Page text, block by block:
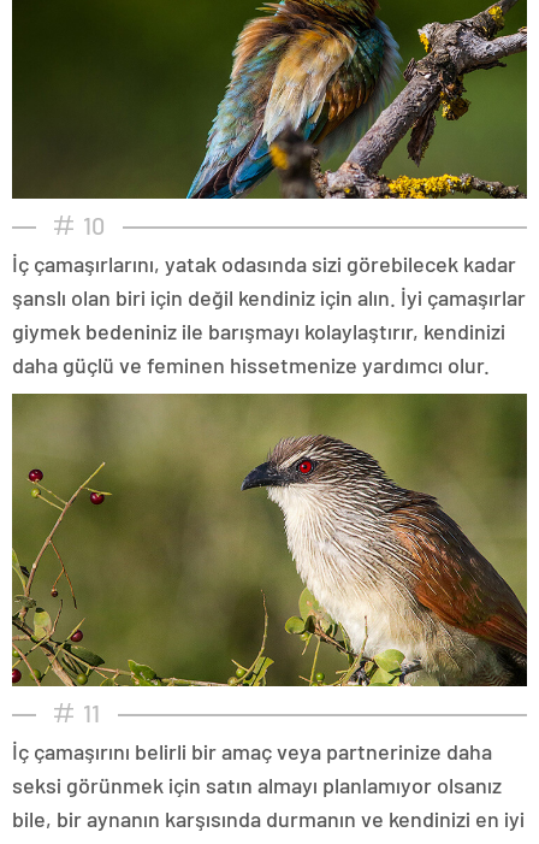
10
İç çamaşırlarını, yatak odasında sizi görebilecek kadar
şanslı olan biri için değil kendiniz için alın. İyi çamaşırlar
giymek bedeniniz ile barışmayı kolaylaştırır, kendinizi
daha güçlü ve feminen hissetmenize yardımcı olur.
11
İç çamaşırını belirli bir amaç veya partnerinize daha
seksi görünmek için satın almayı planlamıyor olsanız
bile, bir aynanın karşısında durmanın ve kendinizi en iyi